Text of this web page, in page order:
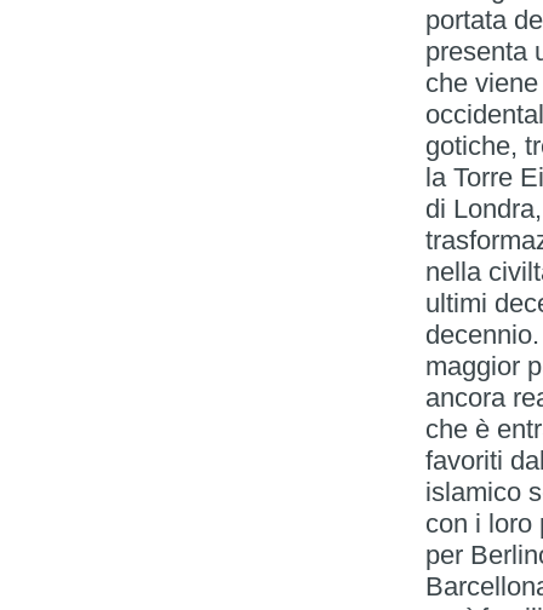
portata
presenta
che
gotiche,
la Torre
di
nella
ultimi
maggior
ancora
che è
favoriti
islamico
con i loro
per